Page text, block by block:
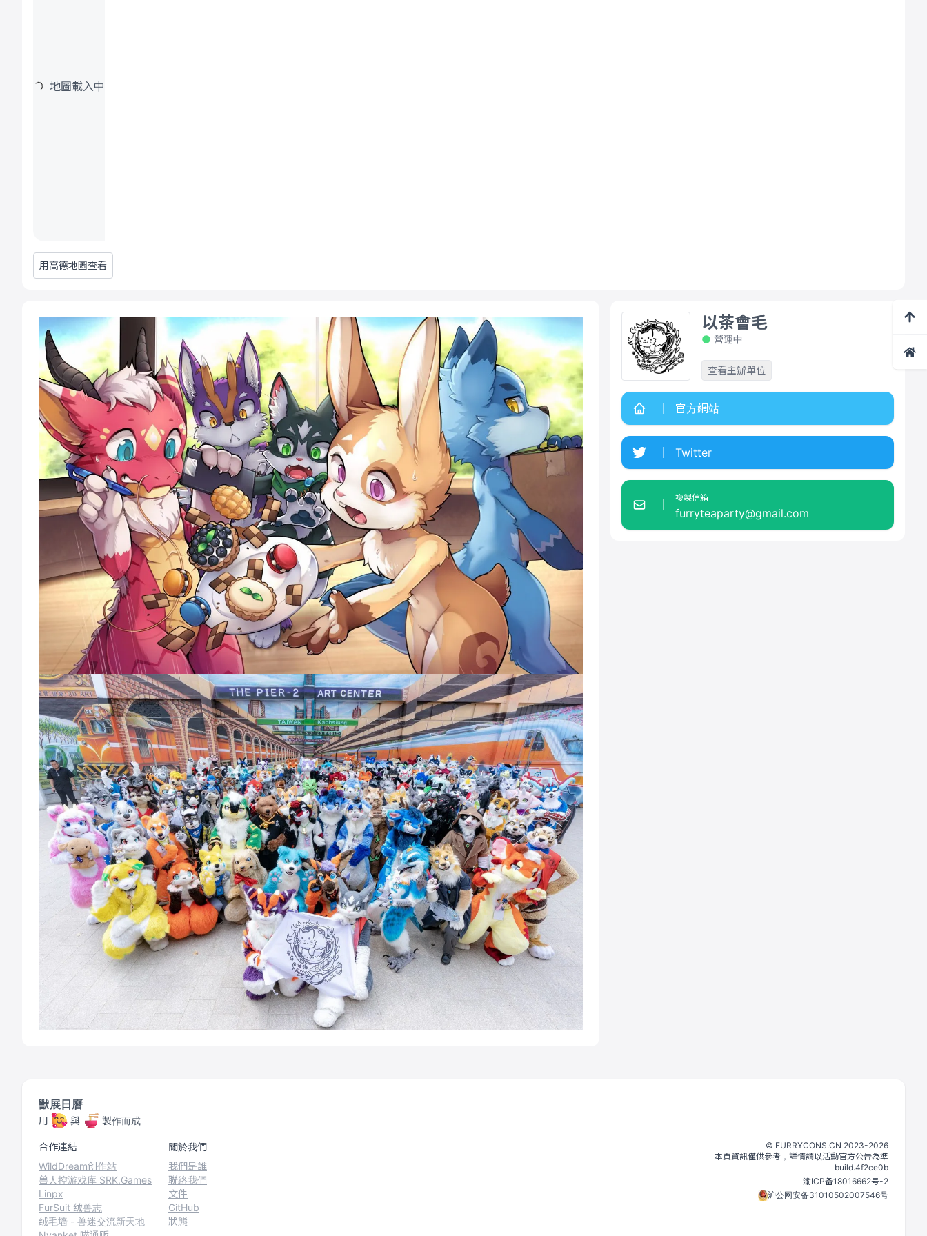
地圖載入中
用高德地圖查看
以茶會毛
營運中
查看主辦單位
官方網站
Twitter
複製信箱
furryteaparty@gmail.com
獸展日曆
用 與 製作而成
合作連結
WildDream创作站
兽人控游戏库 SRK.Games
Linpx
FurSuit 绒兽志
绒毛墙 - 兽迷交流新天地
關於我們
我們是誰
聯絡我們
文件
GitHub
狀態
©️ FURRYCONS.CN 2023-2026
本頁資訊僅供參考，詳情請以活動官方公告為準
build.4f2ce0b
渝ICP备18016662号-2
沪公网安备31010502007546号